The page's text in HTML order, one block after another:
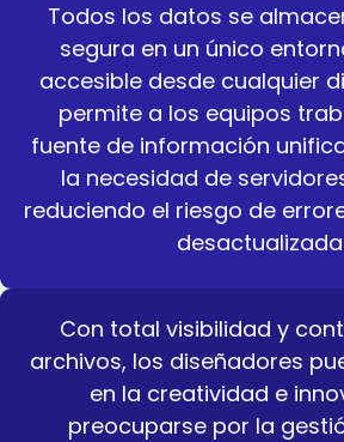
Todos los datos se
segura en un único
accesible desde cualquier
permite a los equipos
fuente de información
la necesidad de
reduciendo el riesgo de
Con total visibilidad y
archivos, los diseñadores
en la creatividad e
preocuparse por la